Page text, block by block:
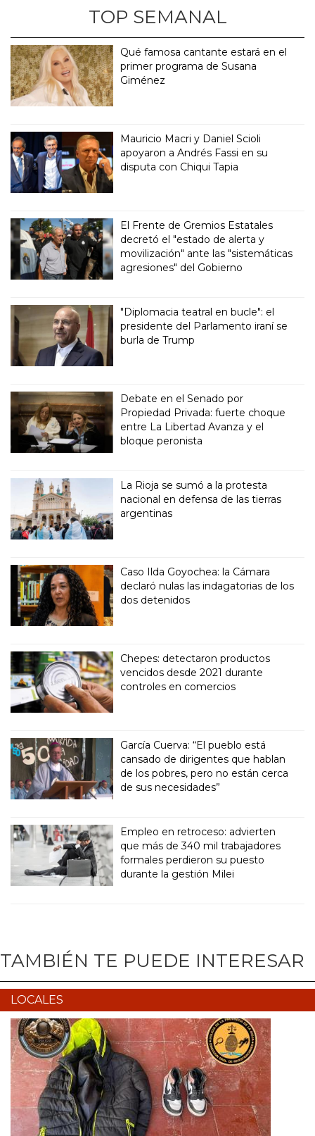
TOP SEMANAL
Qué famosa cantante estará en el
primer programa de Susana
Giménez
Mauricio Macri y Daniel Scioli
apoyaron a Andrés Fassi en su
disputa con Chiqui Tapia
El Frente de Gremios Estatales
decretó el "estado de alerta y
movilización" ante las "sistemáticas
agresiones" del Gobierno
"Diplomacia teatral en bucle": el
presidente del Parlamento iraní se
burla de Trump
Debate en el Senado por
Propiedad Privada: fuerte choque
entre La Libertad Avanza y el
bloque peronista
La Rioja se sumó a la protesta
nacional en defensa de las tierras
argentinas
Caso Ilda Goyochea: la Cámara
declaró nulas las indagatorias de los
dos detenidos
Chepes: detectaron productos
vencidos desde 2021 durante
controles en comercios
García Cuerva: “El pueblo está
cansado de dirigentes que hablan
de los pobres, pero no están cerca
de sus necesidades”
Empleo en retroceso: advierten
que más de 340 mil trabajadores
formales perdieron su puesto
durante la gestión Milei
TAMBIÉN TE PUEDE INTERESAR
LOCALES